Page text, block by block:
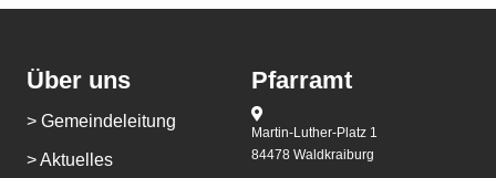
Über uns
> Gemeindeleitung
> Aktuelles
Pfarramt
Martin-Luther-Platz 1
84478 Waldkraiburg